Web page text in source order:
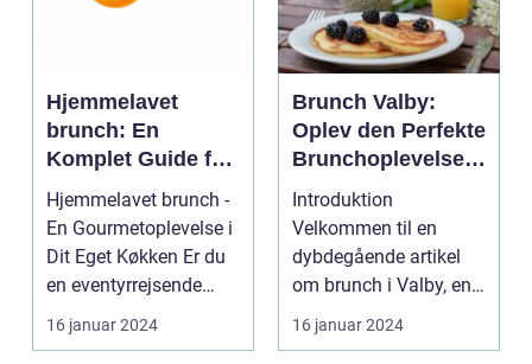
Hjemmelavet
brunch: En
Komplet Guide for
Eventyrrejsende
og Backpackere
Hjemmelavet brunch -
En Gourmetoplevelse i
Dit Eget Køkken Er du
en eventyrrejsende
eller en backpa...
16 januar 2024
Brunch Valby:
Oplev den Perfekte
Brunchoplevelse i
Vesterbro
Introduktion
Velkommen til en
dybdegående artikel
om brunch i Valby, en
populær og trendy
bydel i Kø...
16 januar 2024